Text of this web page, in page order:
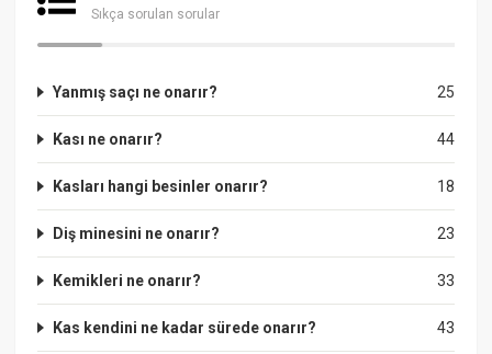
Sıkça sorulan sorular
25
Yanmış saçı ne onarır?
44
Kası ne onarır?
18
Kasları hangi besinler onarır?
23
Diş minesini ne onarır?
33
Kemikleri ne onarır?
43
Kas kendini ne kadar sürede onarır?